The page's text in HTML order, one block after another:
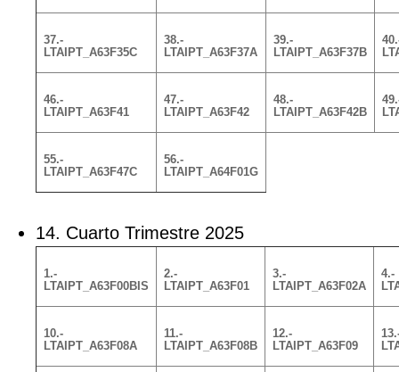
37.-
LTAIPT_A63F35C
38.-
LTAIPT_A63F37A
39.-
LTAIPT_A63F37B
46.-
LTAIPT_A63F41
47.-
LTAIPT_A63F42
48.-
LTAIPT_A63F42B
55.-
LTAIPT_A63F47C
56.-
LTAIPT_A64F01G
14. Cuarto Trimestre 2025
1.-
LTAIPT_A63F00BIS
2.-
LTAIPT_A63F01
3.-
LTAIPT_A63F02A
4.-
10.-
LTAIPT_A63F08A
11.-
LTAIPT_A63F08B
12.-
LTAIPT_A63F09